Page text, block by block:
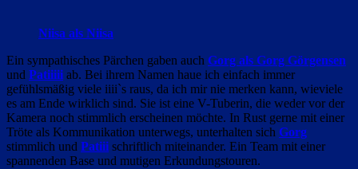
Niisa als Niisa
Ein sympathisches Pärchen gaben auch Gorg als Gorg Görgensen
und Patiiiii ab. Bei ihrem Namen haue ich einfach immer
gefühlsmäßig viele iiii`s raus, da ich mir nie merken kann, wieviele
es am Ende wirklich sind. Sie ist eine V-Tuberin, die weder vor der
Kamera noch stimmlich erscheinen möchte. In Rust gerne mit einer
Tröte als Kommunikation unterwegs, unterhalten sich Gorg
stimmlich und Patiii schriftlich miteinander. Ein Team mit einer
spannenden Base und mutigen Erkundungstouren.